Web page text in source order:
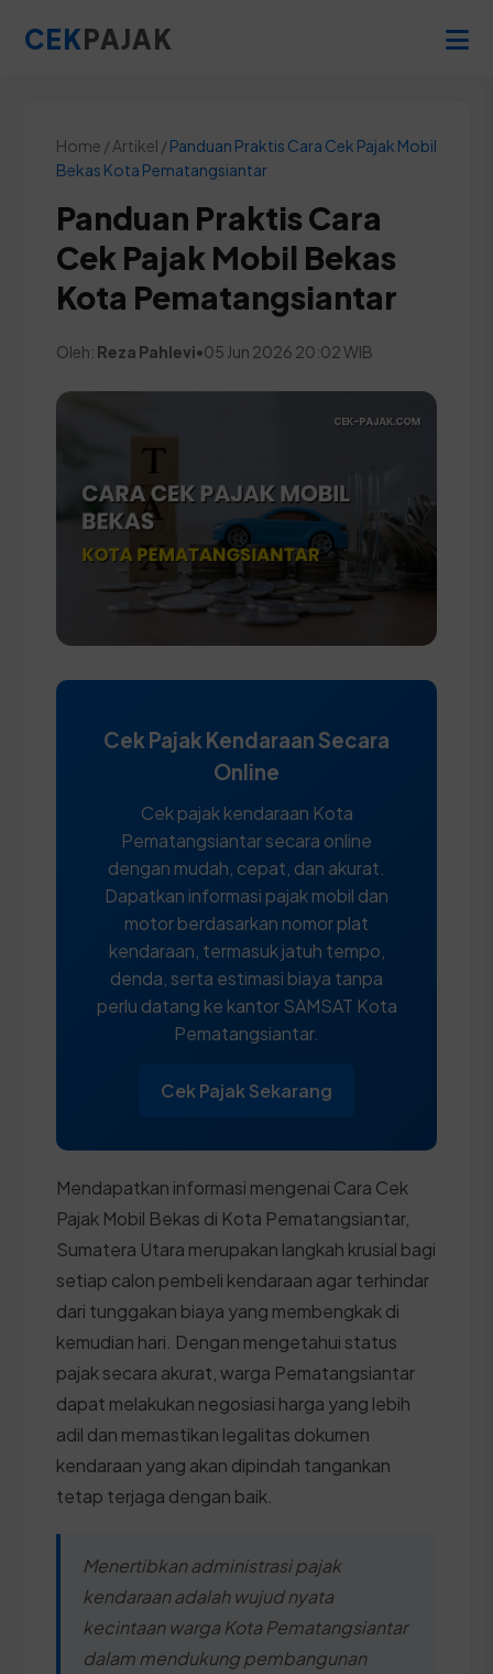
CEKPAJAK
Home / Artikel /Panduan Praktis Cara Cek Pajak Mobil
Bekas Kota Pematangsiantar
Panduan Praktis Cara
Cek Pajak Mobil Bekas
Kota Pematangsiantar
Oleh: Reza Pahlevi•05 Jun 2026 20:02 WIB
Cek Pajak Kendaraan Secara
Online
Cek pajak kendaraan Kota
Pematangsiantar secara online
dengan mudah, cepat, dan akurat.
Dapatkan informasi pajak mobil dan
motor berdasarkan nomor plat
kendaraan, termasuk jatuh tempo,
denda, serta estimasi biaya tanpa
perlu datang ke kantor SAMSAT Kota
Pematangsiantar.
Cek Pajak Sekarang
Mendapatkan informasi mengenai Cara Cek
Pajak Mobil Bekas di Kota Pematangsiantar,
Sumatera Utara merupakan langkah krusial bagi
setiap calon pembeli kendaraan agar terhindar
dari tunggakan biaya yang membengkak di
kemudian hari. Dengan mengetahui status
pajak secara akurat, warga Pematangsiantar
dapat melakukan negosiasi harga yang lebih
adil dan memastikan legalitas dokumen
kendaraan yang akan dipindah tangankan
tetap terjaga dengan baik.
Menertibkan administrasi pajak
kendaraan adalah wujud nyata
kecintaan warga Kota Pematangsiantar
dalam mendukung pembangunan